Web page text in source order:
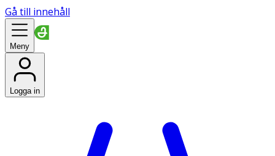
Gå till innehåll
Meny
Logga in